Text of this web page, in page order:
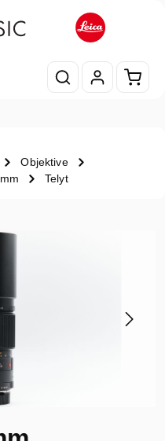
Objektive
Telyt